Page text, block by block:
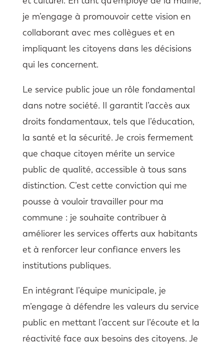
je m’engage à promouvoir cette vision en
collaborant avec mes collègues et en
impliquant les citoyens dans les décisions
qui les concernent.
Le service public joue un rôle fondamental
dans notre société. Il garantit l’accès aux
droits fondamentaux, tels que l’éducation,
la santé et la sécurité. Je crois fermement
que chaque citoyen mérite un service
public de qualité, accessible à tous sans
distinction. C’est cette conviction qui me
pousse à vouloir travailler pour ma
commune : je souhaite contribuer à
améliorer les services offerts aux habitants
et à renforcer leur confiance envers les
institutions publiques.
En intégrant l’équipe municipale, je
m’engage à défendre les valeurs du service
public en mettant l’accent sur l’écoute et la
réactivité face aux besoins des citoyens. Je